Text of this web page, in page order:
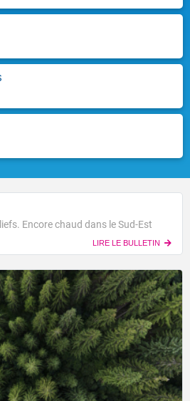
Encore chaud dans le Sud-Est
LIRE LE BULLETIN